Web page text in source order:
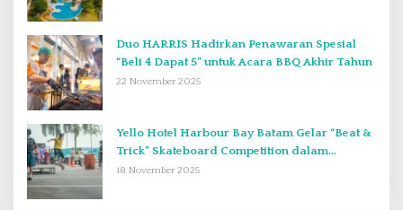
Duo HARRIS Hadirkan Penawaran Spesial
“Beli 4 Dapat 5” untuk Acara BBQ Akhir Tahun
22 November 2025
Yello Hotel Harbour Bay Batam Gelar “Beat &
Trick” Skateboard Competition dalam
Perayaan Anniversary ke-2
18 November 2025